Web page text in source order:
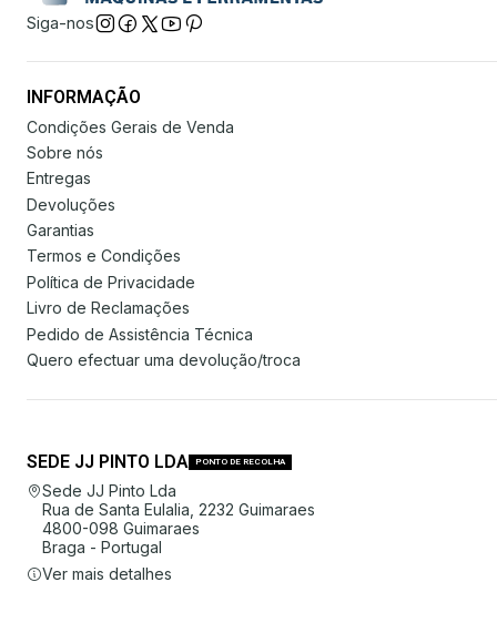
Siga-nos
INFORMAÇÃO
Condições Gerais de Venda
Sobre nós
Entregas
Devoluções
Garantias
Termos e Condições
Política de Privacidade
Livro de Reclamações
Pedido de Assistência Técnica
Quero efectuar uma devolução/troca
SEDE JJ PINTO LDA PONTO DE RECOLHA
Sede JJ Pinto Lda
Rua de Santa Eulalia, 2232 Guimaraes
4800-098 Guimaraes
Braga - Portugal
Ver mais detalhes